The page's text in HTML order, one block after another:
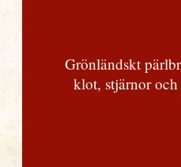
Grönländskt
klot, stjärnor